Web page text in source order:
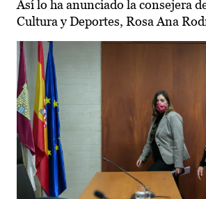
Así lo ha anunciado la consejera
Cultura y Deportes, Rosa Ana